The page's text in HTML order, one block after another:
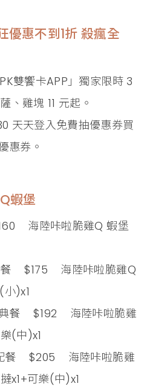
優惠不到1折 殺瘋全
雙饗卡APP」獨家限時 3
、雞塊 11 元起。
天天登入免費抽優惠券買
惠券。
蝦堡
海陸咔啦脆雞Q 蝦堡
餐 $175 海陸咔啦脆雞Q
)x1
典餐 $192 海陸咔啦脆雞
(中)x1
餐 $205 海陸咔啦脆雞
x1+可樂(中)x1